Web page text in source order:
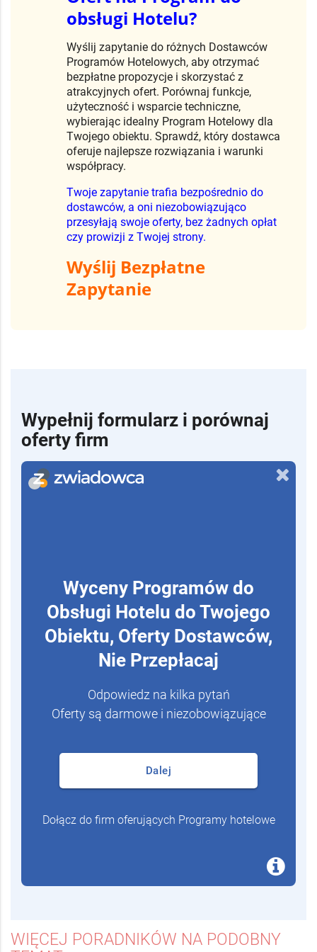
Szukasz Najlepszych
Ofert na Program do
obsługi Hotelu?
Wyślij zapytanie do różnych Dostawców
Programów Hotelowych, aby otrzymać
bezpłatne propozycje i skorzystać z
atrakcyjnych ofert. Porównaj funkcje,
użyteczność i wsparcie techniczne,
wybierając idealny Program Hotelowy dla
oferuje najlepsze rozwiązania i warunki
współpracy.
Twoje zapytanie trafia bezpośrednio do
przesyłają swoje oferty, bez żadnych opłat
czy prowizji z Twojej strony.
Wypełnij formularz i porównaj
oferty firm
Wyceny Programów do
Obsługi Hotelu do Twojego
Nie Przepłacaj
Oferty są darmowe i niezobowiązujące
Dalej
Dołącz do firm oferujących Programy hotelowe